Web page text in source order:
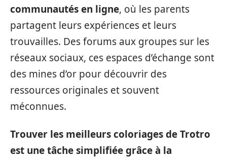
communautés en ligne, où les parents
partagent leurs expériences et leurs
trouvailles. Des forums aux groupes sur les
réseaux sociaux, ces espaces d’échange sont
des mines d’or pour découvrir des
ressources originales et souvent
méconnues.
Trouver les meilleurs coloriages de Trotro
est une tâche simplifiée grâce à la